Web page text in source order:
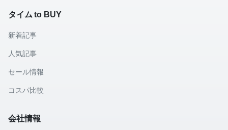
タイム to BUY
新着記事
人気記事
セール情報
コスパ比較
会社情報